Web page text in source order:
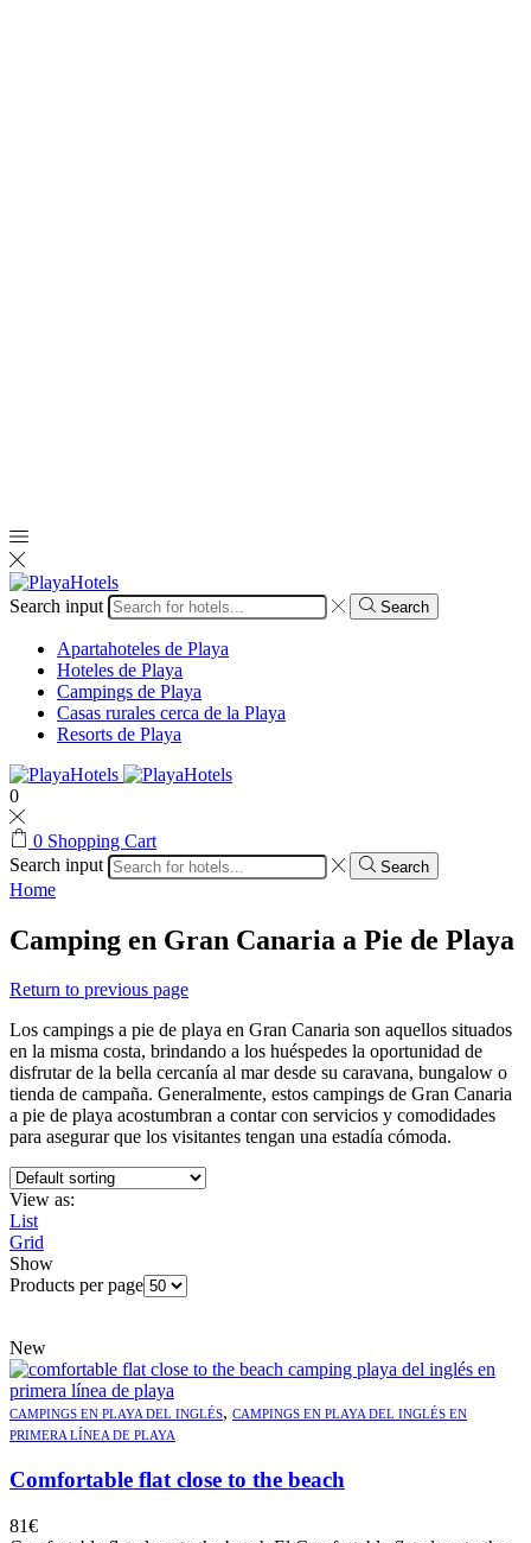
Search input Search
Apartahoteles de Playa
Hoteles de Playa
Campings de Playa
Casas rurales cerca de la Playa
Resorts de Playa
0
0 Shopping Cart
Search input
Search
Home
Camping en Gran Canaria a Pie de Playa
Return to previous page
Los campings a pie de playa en Gran Canaria son aquellos situados
en la misma costa, brindando a los huéspedes la oportunidad de
disfrutar de la bella cercanía al mar desde su caravana, bungalow o
tienda de campaña. Generalmente, estos campings de Gran Canaria
a pie de playa acostumbran a contar con servicios y comodidades
para asegurar que los visitantes tengan una estadía cómoda.
View as:
List
Grid
Show
Products per page
New
CAMPINGS EN PLAYA DEL INGLÉS, CAMPINGS EN PLAYA DEL INGLÉS EN
PRIMERA LÍNEA DE PLAYA
Comfortable flat close to the beach
81€